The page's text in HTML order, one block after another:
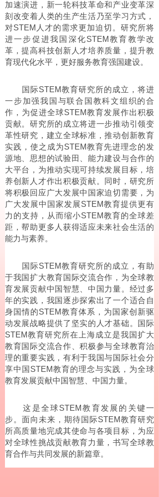
加速演进，新一轮科技革命和产业变革深
刻改变着人类的生产生活乃至学习方式，
对STEM人才的需求更加迫切。研究所将
进一步促进我国深化STEM教育教学改
革，提高科技创新人才培养质量，提升教
育现代化水平，更好服务教育强国建设。
国际STEM教育研究所的成立，将进
一步加强我国与联合国教科文组织的合
作，为促进全球STEM教育发展作出积极
贡献。研究所的成立将进一步推动引领变
革性研究，建立全球标准，推动创新教育
实践，使之成为STEM教育先进理念的发
源地、思想的试验田、能力建设与合作的
大平台，为推动实现可持续发展目标，培
养创新人才作出积极贡献。同时，研究所
将积极回应广大发展中国家迫切需要，为
广大发展中国家发展STEM教育提供更有
力的支持，从而缩小STEM教育的全球差
距，帮助更多人获得适应未来社会生活的
能力与素养。
国际STEM教育研究所的成立，有助
于我国扩大教育国际交流合作，为全球教
育发展贡献中国智慧、中国力量。经过多
年的实践，我国逐步探索出了一个适合自
身国情的STEM教育体系，为国家创新驱
动发展战略提供了坚实的人才基础。国际
STEM教育研究所在上海成立是我国扩大
教育国际交流合作、积极参与全球教育治
理的重要实践，有利于我国与国际社会分
享中国STEM教育的理念与实践，为全球
教育发展贡献中国智慧、中国力量。
这是全球STEM教育发展的关键一
步。面向未来，期待国际STEM教育研究
所高质量地完成其使命与各项目标，为应
对全球性挑战贡献教育力量，书写全球教
育合作与共同发展的新篇章。